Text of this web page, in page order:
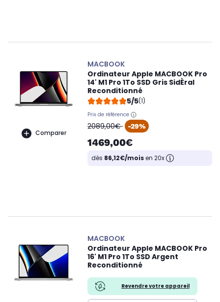
Comparer
MACBOOK
Ordinateur Apple MACBOOK Pro
14' M1 Pro 1To SSD Gris SidÈral
Reconditionné
5/5(1)
Prix de référence
oldPrice
2089,00€ -29%
1469,00€
dès 86,12€/moisen 20x
MACBOOK
Ordinateur Apple MACBOOK Pro
16' M1 Pro 1To SSD Argent
Reconditionné
Revendre votre appareil